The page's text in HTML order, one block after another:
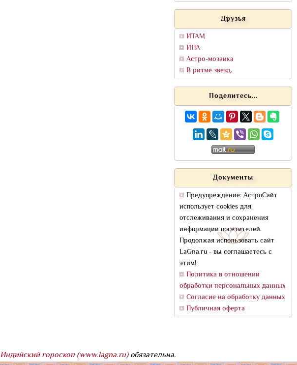
Друзья
ИТАМ
ИПА
Астро-мозаика
В ритме звезд.
Поделитесь...
Документы
Предупреждение: АстроСайт
использует cookies для
отслеживания и сохранения
информации посетителей.
Продолжая использовать сайт
LaGna.ru - вы соглашаетесь с
этим!
Политика в отношении
обработки персональных данных
Согласие на обработку данных
Публичная оферта
Индийский гороскоп (www.lagna.ru)обязательна.